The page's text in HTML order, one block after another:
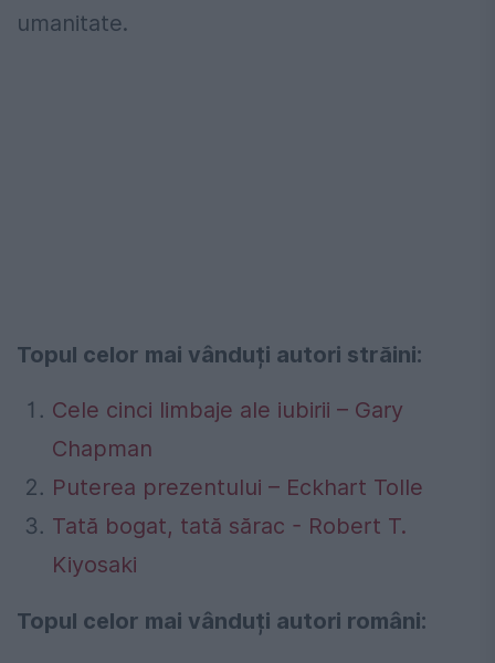
umanitate.
Topul celor mai vânduți autori străini:
Cele cinci limbaje ale iubirii – Gary
Chapman
Puterea prezentului – Eckhart Tolle
Tată bogat, tată sărac - Robert T.
Kiyosaki
Topul celor mai vânduți autori români: